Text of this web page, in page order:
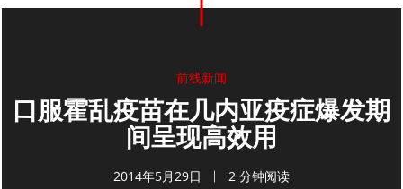
前线新闻
口服霍乱疫苗在几内亚疫症爆发期
间呈现高效用
2014年5月29日 2 分钟阅读